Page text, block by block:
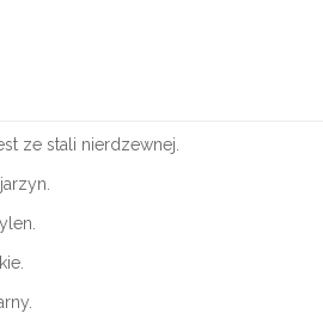
ze stali nierdzewnej.